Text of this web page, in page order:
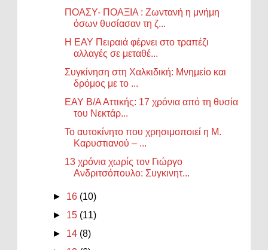
ΠΟΑΣΥ- ΠΟΑΞΙΑ : Ζωντανή η μνήμη
όσων θυσίασαν τη ζ...
Η ΕΑΥ Πειραιά φέρνει στο τραπέζι
αλλαγές σε μεταθέ...
Συγκίνηση στη Χαλκιδική: Μνημείο και
δρόμος με το ...
ΕΑΥ Β/Α Αττικής: 17 χρόνια από τη θυσία
του Νεκτάρ...
Το αυτοκίνητο που χρησιμοποιεί η Μ.
Καρυστιανού – ...
13 χρόνια χωρίς τον Γιώργο
Ανδριτσόπουλο: Συγκινητ...
► 16 (10)
► 15 (11)
► 14 (8)